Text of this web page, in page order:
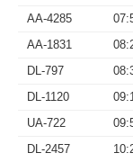
AA-4285
AA-1831
DL-797
DL-1120
UA-722
DL-2457